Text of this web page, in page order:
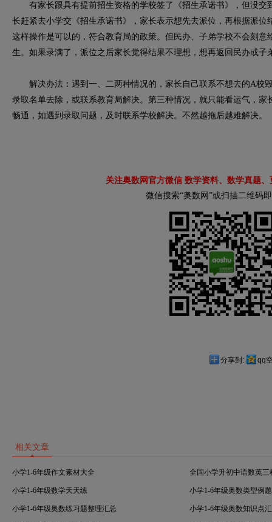
有家长跟具有提前招生资格的学校签了《招生承诺书》，但没交
长赶紧去小学交《招生承诺书》，家长表示想先去派位，再根据派
这样操作是可以的，符合教育局的政策。但民办、子弟学校不会刻
生。如果录满了，派位之后家长觉得结果不理想，想再返回民办或子
解决办法：遇到一、二两种情况的，家长自己联系不想去的A校
录取名单去除，或联系教育局解决。第三种情况，就只能看运气，
畅通，如遇到录取问题，及时联系学校解决。不然越拖后越难解决。
关注奥数网官方微信 数学资料、数学真题
微信搜索“奥数网”或扫描二维码
分享到: qq
相关文章
小学1-6年级作文素材大全 全国小学升初中语数英三
小学1-6年级数学天天练 小学1-6年级奥数类型例
小学1-6年级奥数练习题整理汇总 小学1-6年级奥数知识点